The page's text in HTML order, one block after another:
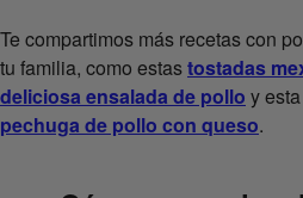
Te compartimos más recetas con
tu familia, como estastostadas
deliciosa ensalada de pollo y esta
pechuga de pollo con queso.